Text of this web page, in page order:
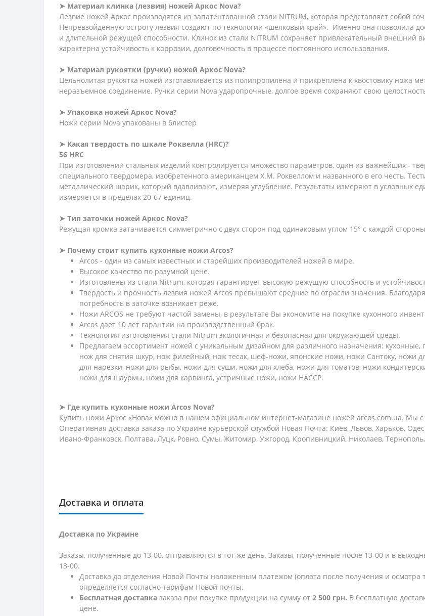
➤ Материал клинка (лезвия) ножей Аркос Nova?
Лезвие ножей Аркос производятся из запатентованной стали NITRUM, которая представляет собой
Непревзойденную остроту лезвия создают по технологии «шелковый край». Именно она позволила
и длительной режущей способности. Клинок из стали NITRUM сохраняет привлекательный внешний
характерна устойчивость к коррозии, долговечность в процессе постоянного использования.
➤ Материал рукоятки (ручки) ножей Аркос Nova?
Цельнолитая рукоятка ножей изготавливается из полипропилена и прикреплена к хвостовику ножа
неразъемное соединение. Ручки серии Nova ударопрочные, долгое время сохраняют свою
➤ Упаковка ножей Аркос Nova?
Ножи серии Nova упакованы в блистер
➤ Какая твердость по шкале Роквелла (HRC)?
56 HRC
При изготовлении стальных изделий контролируется множество параметров, один из важнейших -
специального твердомера, изобретенного американцем Х.М. Роквеллом и названного в его честь.
металлический шарик, который вдавливают, измеряя углубление. Результаты измеряют в условных
измеряется в пределах 20-67 единиц.
➤ Тип заточки ножей Аркос Nova?
Режущая кромка затачивается симметрично с двух сторон под одинаковым углом 15° с каждой
➤ Почему стоит купить кухонные ножи Arcos?
Arcos - один из самых известных и старейших производителей ножей в мире.
Высокое качество по разумной цене.
Изготовлены из стали Nitrum, которая гарантирует высокую режущую способность и
Твердость и прочность лезвия ножей Arcos превышают средние по отрасли значения.
потребность в заточке возникает реже.
Ножи ARCOS не требуют частой замены, в результате Вы экономите на покупке кухонного
Arcos дает 10 лет гарантии на производственный брак.
Технология изготовления стали Nitrum экологичная и безопасная для окружающей среды.
Предлагаем ассортимент ножей с уникальным дизайном для различного назначения:
нож для снятия шкур, нож филейный, нож тесак, шеф-ножи, японские ножи, ножи Сантоку, ножи
для нарезки, ножи для рыбы, ножи для суши, ножи для хлеба, ножи для томатов, ножи
ножи для шаурмы, ножи для карвинга, устричные ножи, ножи HACCP.
➤ Где купить кухонные ножи Arcos Nova?
Купить ножи Аркос «Нова» можно в нашем официальном интернет-магазине ножей arcos.com.ua. Мы
Оперативная доставка заказа по Украине курьерской службой Новая Почта: Киев, Львов, Харьков,
Ивано-Франковск, Полтава, Луцк, Ровно, Сумы, Житомир, Ужгород, Кропивницкий, Николаев,
Доставка и оплата
Доставка по Украине
Заказы, полученные до 13-00, отправляются в тот же день. Заказы, полученные после 13-00 и в
13-00.
Доставка до отделения Новой Почты наложенным платежом (оплата после получения и осмотра
определяется согласно тарифам Новой почты.
Бесплатная доставка заказа при покупке продукции на сумму от 2 500 грн. В бесплатную
цене.